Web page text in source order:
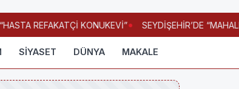
REFAKATÇİ KONUKEVİ” SEYDİŞEHİR’DE
SİYASET DÜNYA MAKALE